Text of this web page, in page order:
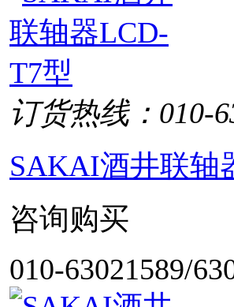
订货热线：010-
SAKAI酒井联轴
咨询购买
010-63021589/